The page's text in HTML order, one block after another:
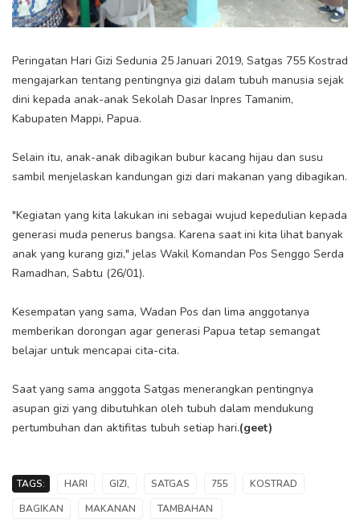
Peringatan Hari Gizi Sedunia 25 Januari 2019, Satgas 755 Kostrad
mengajarkan tentang pentingnya gizi dalam tubuh manusia sejak
dini kepada anak-anak Sekolah Dasar Inpres Tamanim,
Kabupaten Mappi, Papua.
Selain itu, anak-anak dibagikan bubur kacang hijau dan susu
sambil menjelaskan kandungan gizi dari makanan yang dibagikan.
"Kegiatan yang kita lakukan ini sebagai wujud kepedulian kepada
generasi muda penerus bangsa. Karena saat ini kita lihat banyak
anak yang kurang gizi," jelas Wakil Komandan Pos Senggo Serda
Ramadhan, Sabtu (26/01).
Kesempatan yang sama, Wadan Pos dan lima anggotanya
memberikan dorongan agar generasi Papua tetap semangat
belajar untuk mencapai cita-cita.
Saat yang sama anggota Satgas menerangkan pentingnya
asupan gizi yang dibutuhkan oleh tubuh dalam mendukung
pertumbuhan dan aktifitas tubuh setiap hari.(geet)
TAGS: HARI GIZI, SATGAS 755
KOSTRAD
BAGIKAN
MAKANAN TAMBAHAN